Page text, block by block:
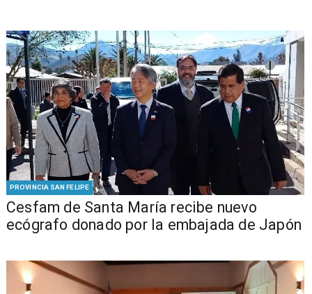
PROVINCIA SAN FELIPE
Cesfam de Santa María recibe nuevo
ecógrafo donado por la embajada de Japón